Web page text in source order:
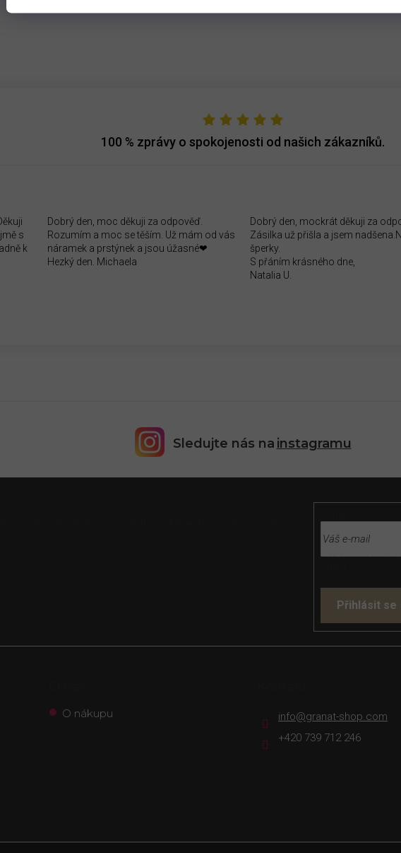
100 % zprávy o spokojenosti od našich zákazníků.
s
k
Dobrý den, moc děkuji za odpověď.
Rozumím a moc se těším. Už mám od vás
náramek a prstýnek a jsou úžasné❤
Hezký den. Michaela
Dobrý den, mockrát děkuji za
Zásilka už přišla a jsem
šperky.
S přáním krásného dne,
Natalia U.
Sledujte nás na instagramu
Vložením e-
Přihlásit se
O nákupu info@granat-shop.com
+420 739 712 246